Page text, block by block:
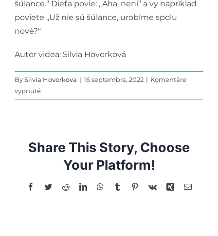
šúľance.“ Dieťa povie: „Aha, neni“ a vy napríklad
poviete „Už nie sú šúľance, urobíme spolu
nové?“
Autor videa: Silvia Hovorková
BySilvia Hovorkova | 16 septembra, 2022 | Komentáre
vypnuténa
Senzorická
Share This Story, Choose
Your Platform!
Facebook
TwitterRedditLinkedInWhatsApp
TumblrPinterest
Vk Xing Email